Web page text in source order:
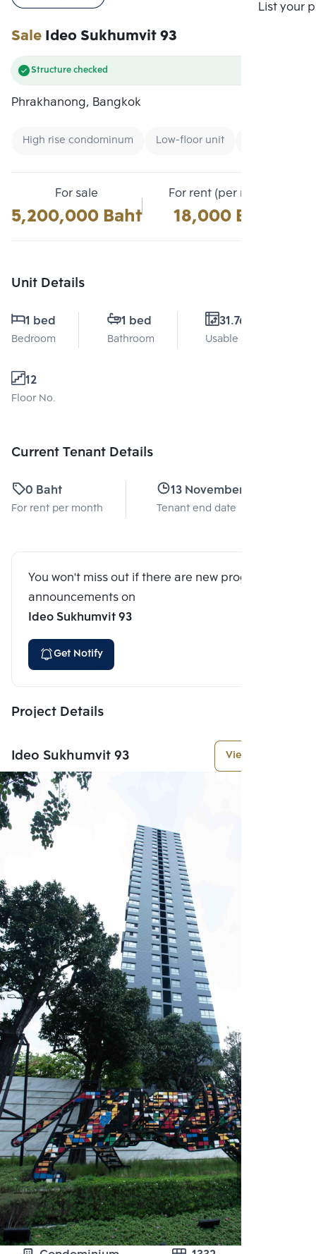
List your
SaleIdeo Sukhumvit 93
Structure checked
Phrakhanong, Bangkok
High rise condominum Low-floor unit
For sale
5,200,000 Baht
For rent (per month)
18,000 Baht
Unit Details
1 bed
Bedroom
1 bed
Bathroom
31.76 Sq.m.
Usable area
12
Floor No.
Current Tenant Details
0 Baht
For rent per month
13 November 2026
Tenant end date
You won't miss out if there are new program
announcements on
Ideo Sukhumvit 93
Get Notify
Project Details
Ideo Sukhumvit 93 View More